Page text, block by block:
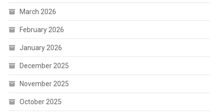
March 2026
February 2026
January 2026
December 2025
November 2025
October 2025